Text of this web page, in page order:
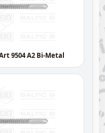
9504 A2 Bi-Metal